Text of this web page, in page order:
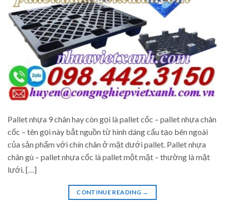
Pallet nhựa 9 chân hay còn gọi là pallet cốc – pallet nhựa chân
cốc – tên gọi này bắt nguồn từ hình dáng cấu tạo bên ngoài
của sản phẩm với chín chân ở mặt dưới pallet. Pallet nhựa
chân gù – pallet nhựa cốc là pallet một mặt – thường là mặt
lưới. […]
CONTINUE READING →